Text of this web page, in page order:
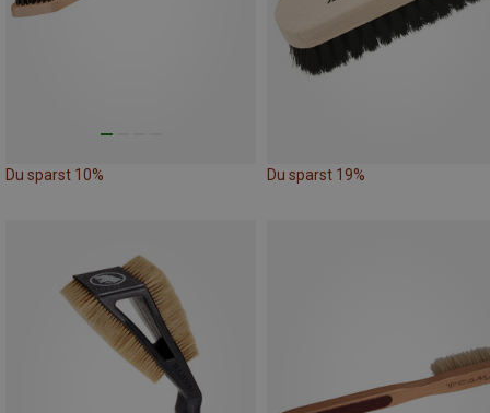
Du sparst 10% Du sparst 19%